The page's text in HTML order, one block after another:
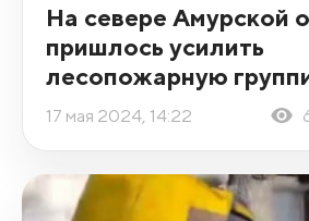
На севере Амурской
пришлось усилить
лесопожарную
17 мая 2024, 14:22